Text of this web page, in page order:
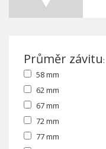
Průměr závitu:
58 mm
62 mm
67 mm
72 mm
77 mm